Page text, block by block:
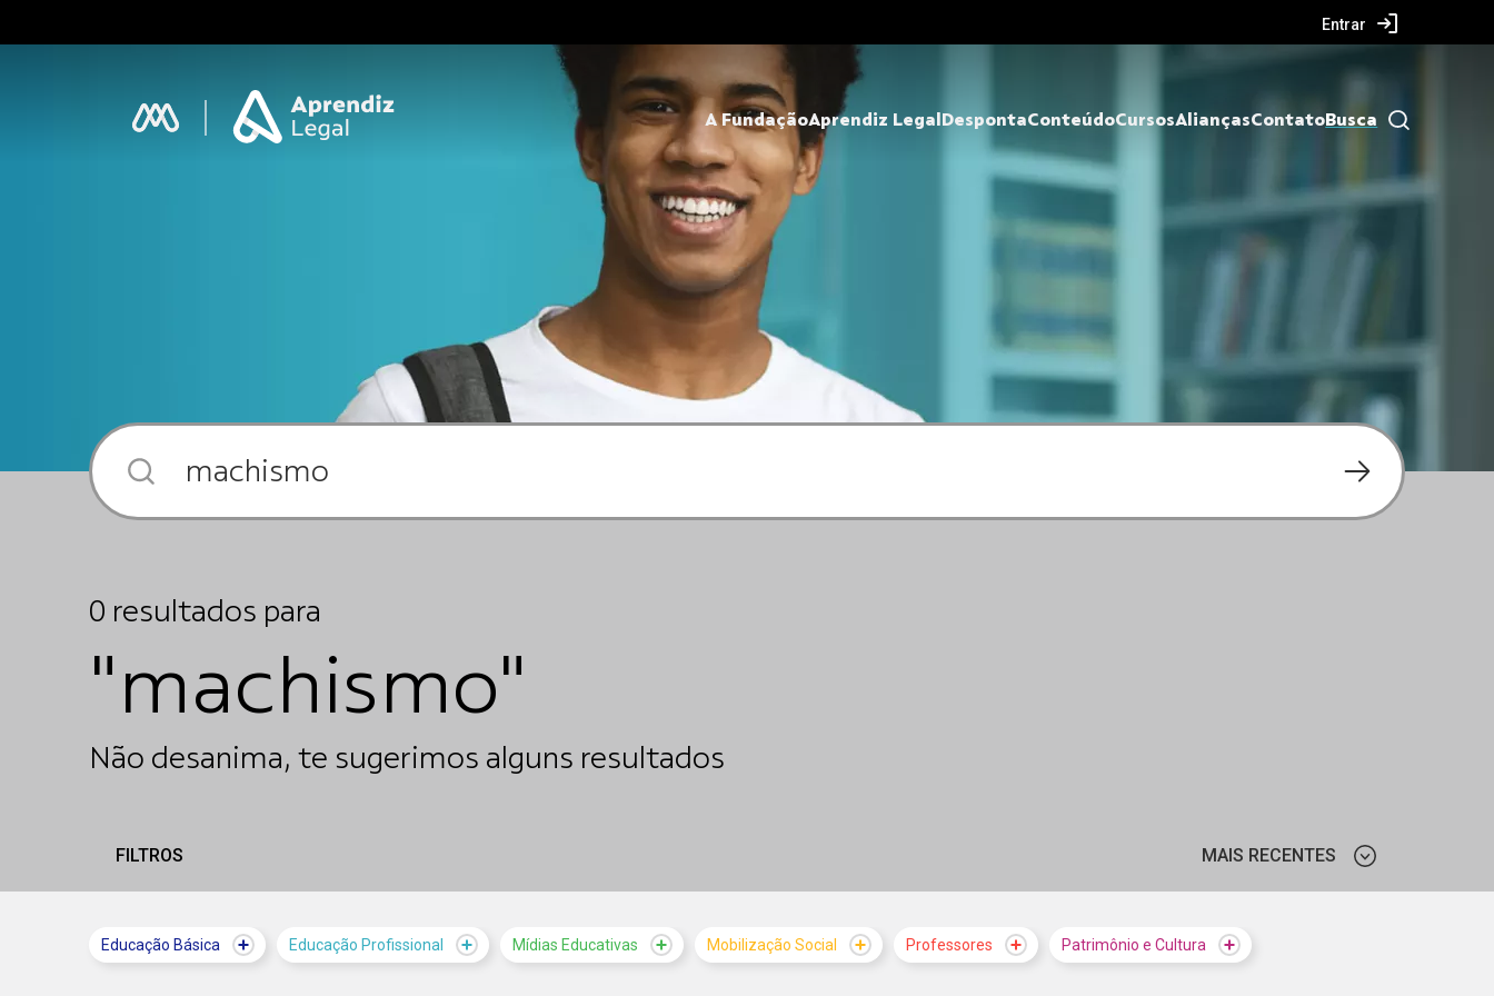
Entrar
A FundaçãoAprendiz Legal DespontaConteúdoCursosAliançasContatoBusca
0 resultados para
"machismo"
Não desanima, te sugerimos alguns resultados
FILTROS MAIS RECENTES
Educação Básica Educação Profissional Mídias Educativas Mobilização Social Professores Patrimônio e Cultura